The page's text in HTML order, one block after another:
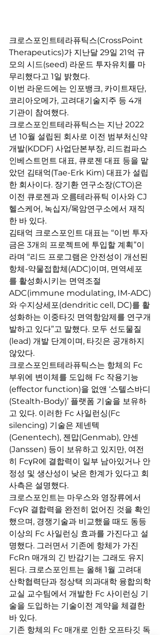
크로스포인트테라퓨틱스(CrossPoint
Therapeutics)가 지난달 29일 21억 규
모의 시드(seed) 라운드 투자유치를 마
무리했다고 1일 밝혔다.
이번 라운드에는 인포뱅크, 카이트재단,
코리아오메가, 고려대기술지주 등 4개
기관이 참여했다.
크로스포인트테라퓨틱스는 지난 2022
년 10월 설립된 회사로 이전 범부처신약
개발(KDDF) 사업단본부장, 리드컴파스
인베스트먼트 대표, 큐로젠 대표 등을 맡
았던 김태억(Tae-Erk Kim) 대표가 설립
한 회사이다. 장기환 연구소장(CTO)은
이전 큐로젠과 오름테라퓨틱 이사와 CJ
헬스케어, 녹십자/목암연구소에서 재직
한 바 있다.
김태억 크로스포인트 대표는 “이번 투자
금은 3개의 프로젝트에 투입할 계획”이
라며 “리드 프로그램은 안전성이 개선된
항체-약물접합체(ADC)이며, 면역세포
를 활성화시키는 면역조절
ADC(immune modulating, IM-ADC)
와 수지상세포(dendritic cell, DC)를 활
성화하는 이중타깃 면역항암제를 연구개
발하고 있다”고 말했다. 모두 선도물질
(lead) 개발 단계이며, 타깃은 공개하지
않았다.
크로스포인트테라퓨틱스는 항체의 Fc
부위에 변이체를 도입해 Fc 작용기능
(effector function)을 없앤 ‘스텔스바디
(Stealth-Body)’ 플랫폼 기술을 보유하
고 있다. 이러한 Fc 사일런싱(Fc
silencing) 기술은 제넨텍
(Genentech), 젠맙(Genmab), 얀센
(Janssen) 등이 보유하고 있지만, 여전
히 FcγR에 결합력이 일부 남아있거나 안
정성 및 생산성이 낮은 한계가 있다고 회
사측은 설명했다.
크로스포인트는 마우스와 영장류에서
FcγR 결합력을 완전히 없어진 것을 확인
했으며, 경쟁기술과 비교했을 때도 동등
이상의 Fc 사일런싱 효과를 가진다고 설
명했다. 그러면서 기존에 항체가 가진
FcRn 매개의 긴 반감기는 그래도 유지
된다. 크로스포인트는 올해 1월 고려대
산학협력단과 정상택 의과대학 융합의학
교실 교수팀에서 개발한 Fc 사이런싱 기
술을 도입하는 기술이전 계약을 체결한
바 있다.
기존 항체의 Fc 매개로 인한 오프타깃 독